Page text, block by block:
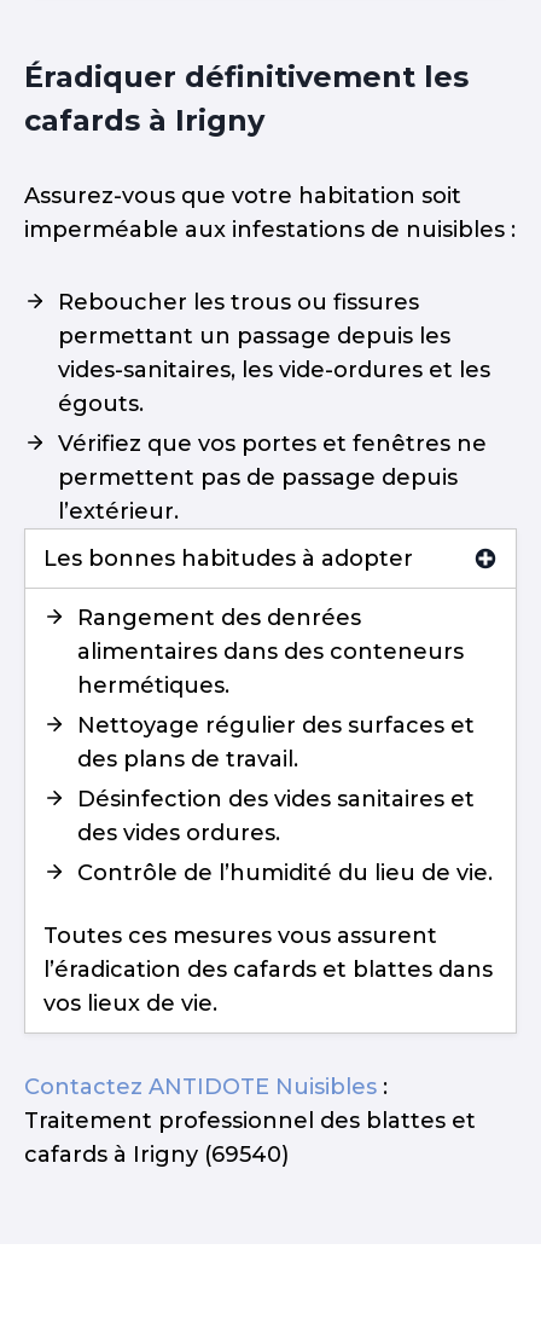
Éradiquer définitivement les
cafards à Irigny
Assurez-vous que votre habitation soit
imperméable aux infestations de nuisibles :
Reboucher les trous ou fissures
permettant un passage depuis les
vides-sanitaires, les vide-ordures et les
égouts.
Vérifiez que vos portes et fenêtres ne
permettent pas de passage depuis
l’extérieur.
Les bonnes habitudes à adopter
Rangement des denrées
alimentaires dans des conteneurs
hermétiques.
Nettoyage régulier des surfaces et
des plans de travail.
Désinfection des vides sanitaires et
des vides ordures.
Contrôle de l’humidité du lieu de vie.
Toutes ces mesures vous assurent
l’éradication des cafards et blattes dans
vos lieux de vie.
Contactez ANTIDOTE Nuisibles :
Traitement professionnel des blattes et
cafards à Irigny (69540)